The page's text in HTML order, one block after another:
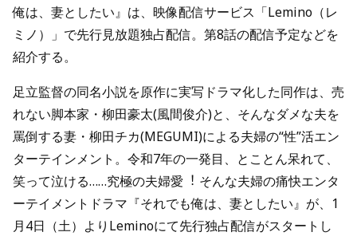
俺は、妻としたい』は、映像配信サービス「Lemino（レ
ミノ）」で先行見放題独占配信。第8話の配信予定などを
紹介する。
足立監督の同名小説を原作に実写ドラマ化した同作は、売
れない脚本家・柳田豪太(⾵間俊介)と、そんなダメな夫を
罵倒する妻・柳田チカ(MEGUMI)による夫婦の“性”活エン
ターテインメント。令和7年の⼀発⽬、とことん呆れて、
笑って泣ける……究極の夫婦愛︕ そんな夫婦の痛快エンタ
ーテイメントドラマ『それでも俺は、妻としたい』が、1
月4日（土）よりLeminoにて先行独占配信がスタートし